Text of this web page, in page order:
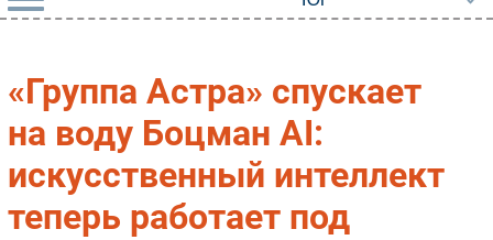
Импорто­замещение
Автоматизация Промышленности
Интернет
Мобильная связь
Фиксированная связь
«Группа Астра» спускает
на воду Боцман AI:
искусственный интеллект
теперь работает под